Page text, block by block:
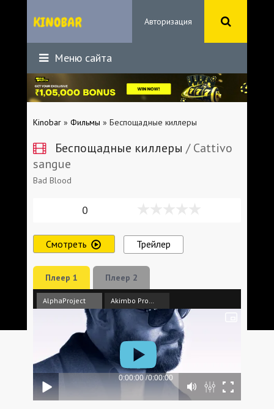
Авторизация
Меню сайта
Kinobar » Фильмы » Беспощадные киллеры
Беспощадные киллеры / Cattivo
sangue
Bad Blood
0
Смотреть Трейлер
Плеер 1 Плеер 2
AlphaProject